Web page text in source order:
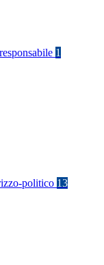
1
politico 13